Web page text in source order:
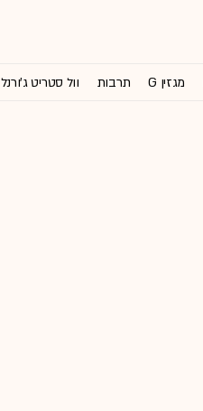
מגזין G תרבות וול סטריט ג'ורנל